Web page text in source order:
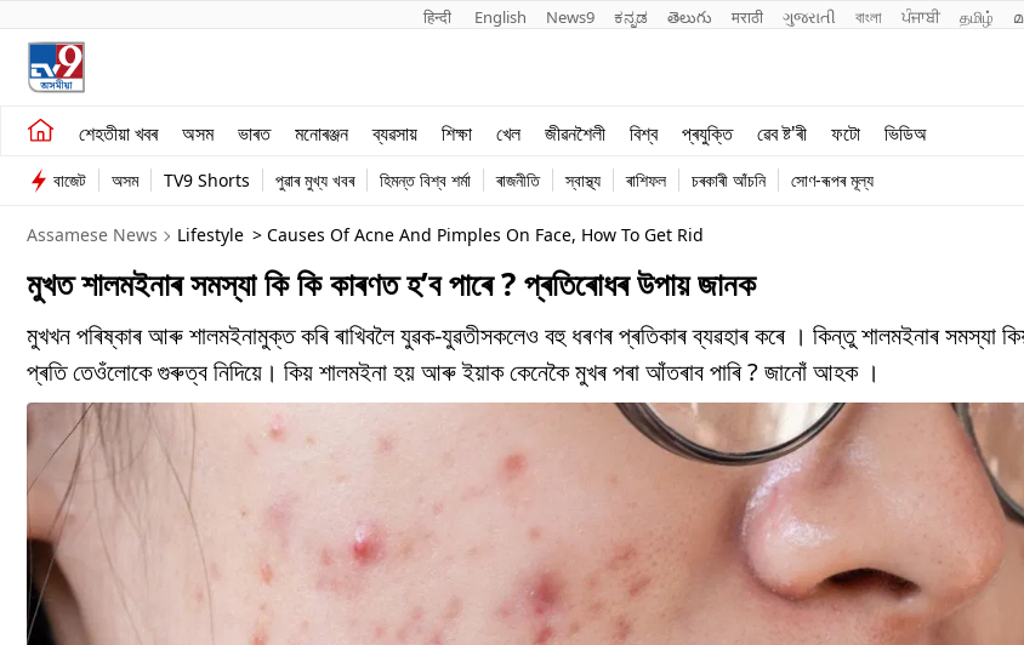
हिन्दी English News9 ಕನ್ನಡ తెలుగు मराठी ગુજરાતી বাংলা ਪੰਜਾਬੀ தமிழ்
শেহতীয়া খবৰ অসম ভাৰত মনোৰঞ্জন ব্যৱসায় শিক্ষা খেল জীৱনশৈলী বিশ্ব প্ৰযুক্তি ৱেব ষ্ট'ৰী ফটো ভিডিঅ
শেহতীয়া খবৰ
অসম
ভাৰত
ব্যৱসায়
খেল
জীৱনশৈলী
বাজেট অসম TV9 Shorts পুৱাৰ মুখ্য খবৰ হিমন্ত বিশ্ব শৰ্মা ৰাজনীতি স্বাস্থ্য ৰাশিফল চৰকাৰী আঁচনি সোণ-ৰূপৰ মূল্য
Assamese News Lifestyle > Causes Of Acne And Pimples On Face, How To Get Rid
মুখত শালমইনাৰ সমস্যা কি কি কাৰণত হ’ব পাৰে ? প্ৰতিৰোধৰ উপায় জানক
মুখখন পৰিষ্কাৰ আৰু শালমইনামুক্ত কৰি ৰাখিবলৈ যুৱক-যুৱতীসকলেও বহু ধৰণৰ প্ৰতিকাৰ ব্যৱহাৰ কৰে । কিন্তু শালমইনাৰ সমস্যা
প্ৰতি তেওঁলোকে গুৰুত্ব নিদিয়ে। কিয় শালমইনা হয় আৰু ইয়াক কেনেকৈ মুখৰ পৰা আঁতৰাব পাৰি ? জানোঁ আহক ।